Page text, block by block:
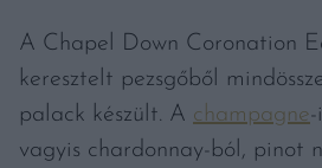
A Chapel Down Coronation
keresztelt pezsgőből
palack készült. A champagne
vagyis chardonnay-ból, pinot